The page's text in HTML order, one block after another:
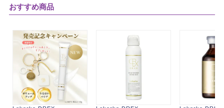
おすすめ商品